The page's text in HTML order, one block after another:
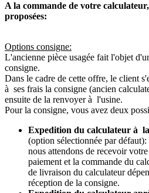
A la commande de votre
proposées:
Options consigne:
L'ancienne pièce usagée fait l'objet
consigne.
Dans le cadre de cette offre, le client
à ses frais la consigne (ancien
ensuite de la renvoyer à l'usine.
Pour la consigne, vous avez deux
Expedition du calculateur à
(option sélectionnée par
nous attendons de recevoir
paiement et la commande du
de livraison du calculateur
réception de la consigne.